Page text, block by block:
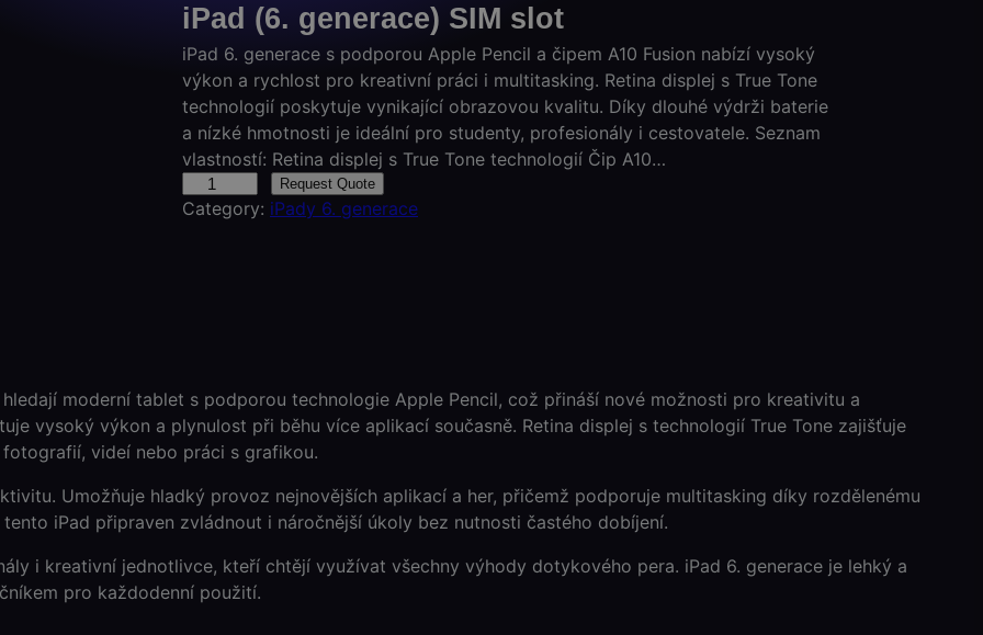
iPad (6. generace) SIM slot
iPad 6. generace s podporou Apple Pencil a čipem A10 Fusion nabízí vysoký
výkon a rychlost pro kreativní práci i multitasking. Retina displej s True Tone
technologií poskytuje vynikající obrazovou kvalitu. Díky dlouhé výdrži baterie
a nízké hmotnosti je ideální pro studenty, profesionály i cestovatele. Seznam
vlastností: Retina displej s True Tone technologií Čip A10…
P
e
n
e
a
c
)
S
Request Quote
Category: iPady 6. generace
moderní tablet s podporou technologie Apple Pencil, což přináší nové možnosti pro kreativitu a
vysoký výkon a plynulost při běhu více aplikací současně. Retina displej s technologií True Tone zajišťuje
videí nebo práci s grafikou.
Umožňuje hladký provoz nejnovějších aplikací a her, přičemž podporuje multitasking díky rozdělenému
iPad připraven zvládnout i náročnější úkoly bez nutnosti častého dobíjení.
i kreativní jednotlivce, kteří chtějí využívat všechny výhody dotykového pera. iPad 6. generace je lehký a
pro každodenní použití.